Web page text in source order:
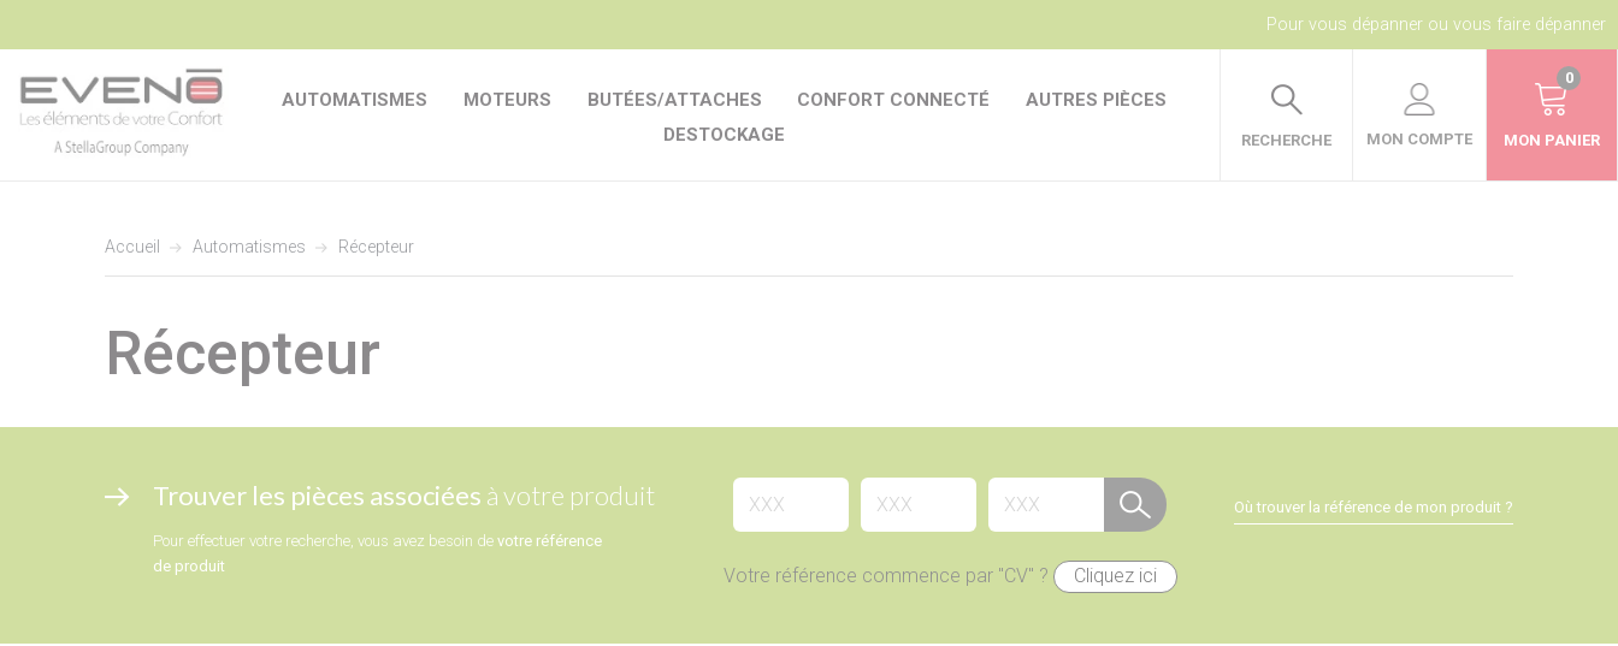
Pour vous dépanner ou vous faire dépanner
AUTOMATISMES MOTEURS BUTÉES/ATTACHES CONFORT CONNECTÉ
AUTRES PIÈCES
DESTOCKAGE
RECHERCHE MON COMPTE MON PANIER
0
Accueil Automatismes Récepteur
Récepteur
Trouver les pièces associées à votre produit
Pour effectuer votre recherche, vous avez besoin de votre référence
de produit
Votre référence commence par "CV" ? Cliquez ici
Où trouver la référence de mon produit ?